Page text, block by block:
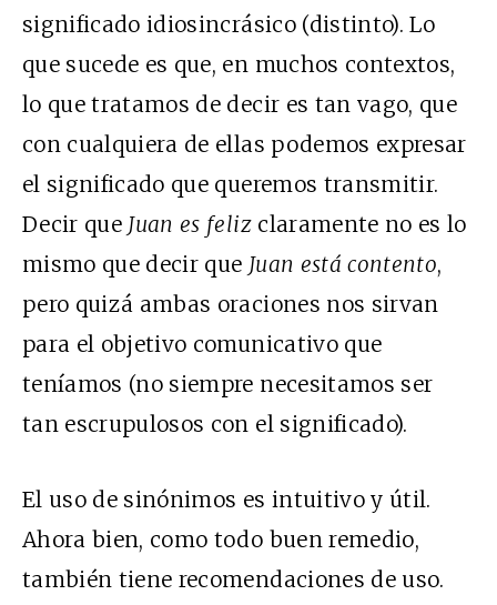
significado idiosincrásico (distinto). Lo
que sucede es que, en muchos contextos,
lo que tratamos de decir es tan vago, que
con cualquiera de ellas podemos expresar
el significado que queremos transmitir.
Decir que Juan es feliz claramente no es lo
mismo que decir que Juan está contento,
pero quizá ambas oraciones nos sirvan
para el objetivo comunicativo que
teníamos (no siempre necesitamos ser
tan escrupulosos con el significado).
El uso de sinónimos es intuitivo y útil.
Ahora bien, como todo buen remedio,
también tiene recomendaciones de uso.